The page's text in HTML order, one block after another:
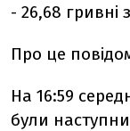
- 26,68 гривні
Про це
На 16:59
були